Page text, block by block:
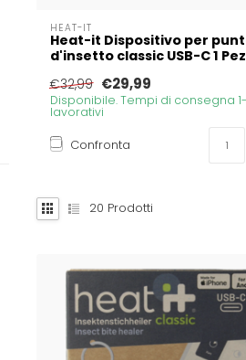
HEAT-IT
Heat-it Dispositivo per
d'insetto classic USB-C 1
€32,99 €29,99
Disponibile. Tempi di consegna
lavorativi
Confronta
20 Prodotti